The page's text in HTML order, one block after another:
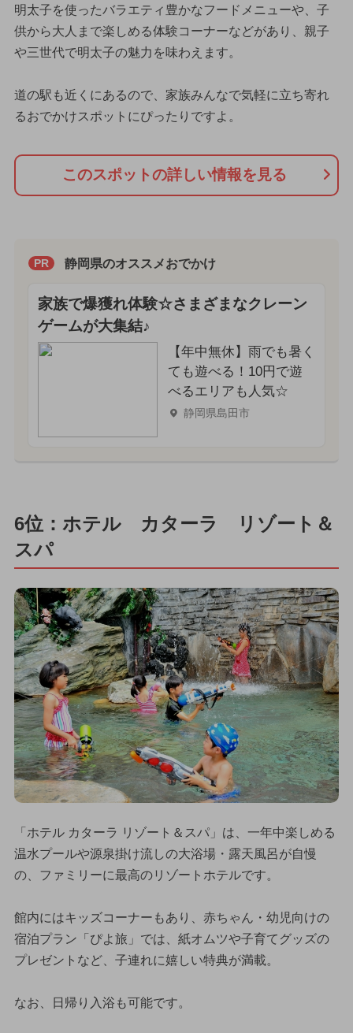
明太子を使ったバラエティ豊かなフードメニューや、子
供から大人まで楽しめる体験コーナーなどがあり、親子
や三世代で明太子の魅力を味わえます。
道の駅も近くにあるので、家族みんなで気軽に立ち寄れ
るおでかけスポットにぴったりですよ。
このスポットの詳しい情報を見る
PR 静岡県のオススメおでかけ
家族で爆獲れ体験☆さまざまなクレーン
ゲームが大集結♪
【年中無休】雨でも暑く
ても遊べる！10円で遊
べるエリアも人気☆
静岡県島田市
6位：ホテル カターラ リゾート＆
スパ
「ホテル カターラ リゾート＆スパ」は、一年中楽しめる
温水プールや源泉掛け流しの大浴場・露天風呂が自慢
の、ファミリーに最高のリゾートホテルです。
館内にはキッズコーナーもあり、赤ちゃん・幼児向けの
宿泊プラン「ぴよ旅」では、紙オムツや子育てグッズの
プレゼントなど、子連れに嬉しい特典が満載。
なお、日帰り入浴も可能です。